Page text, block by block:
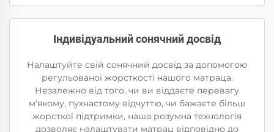
Індивідуальний сонячний досвід
Налаштуйте свій сонячний досвід за допомогою
регульованої жорсткості нашого матраца.
Незалежно від того, чи ви віддаєте перевагу
м'якому, пухнастому відчуттю, чи бажаєте більш
жорсткої підтримки, наша розумна технологія
дозволяє налаштувати матрац відповідно до